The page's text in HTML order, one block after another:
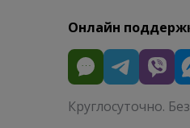
Онлайн
Круглосуточно.